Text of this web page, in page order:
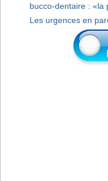
bucco-dentaire : «la
Les urgences en